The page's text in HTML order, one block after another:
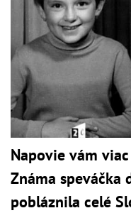
Napovie vám
Známa speváčka
pobláznila celé